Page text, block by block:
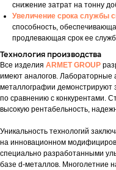
снижение затрат на тонну
Увеличение срока службы
способность,
продлевающая срок ее
Технология производства
Все изделия ARMET GROUP
имеют аналогов. Лабораторные
металлографии демонстрируют
по сравнению с конкурентами.
высокую рентабельность,
Уникальность технологий
на инновационном
специально разработанными
базе d-металлов. Многолетние